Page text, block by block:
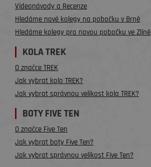
Videonávody a Recenze
Hledáme nové kolegy na pobočku v Brně
Hledáme kolegy pro novou pobočku ve Zlíně
KOLA TREK
O značce TREK
Jak vybrat kolo TREK?
Jak vybrat správnou velikost kola TREK?
BOTY FIVE TEN
O značce Five Ten
Jak vybrat boty Five Ten?
Jak vybrat správnou velikost Five Ten?